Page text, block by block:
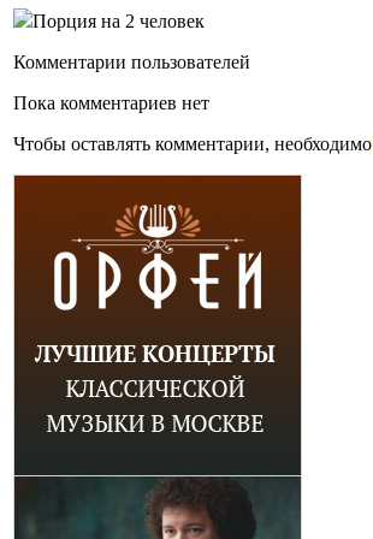
Порция на 2 человек
Комментарии пользователей
Пока комментариев нет
Чтобы оставлять комментарии, необходимо